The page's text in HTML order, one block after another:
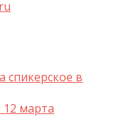
спикерское в
12 марта